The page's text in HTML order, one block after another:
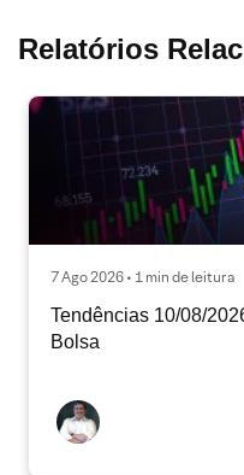
Relatórios
7 Ago 2026 • 1 min de leitura
Tendências 10/08/
Bolsa